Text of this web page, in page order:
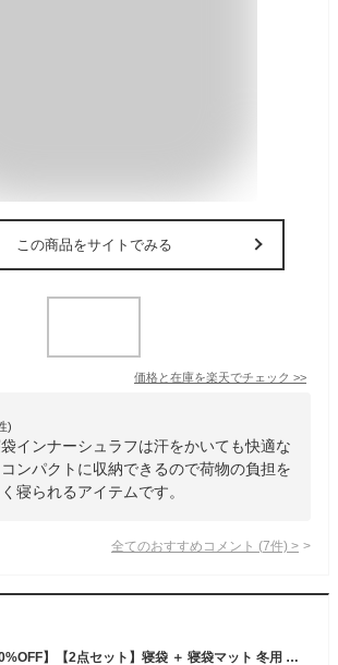
この商品をサイトでみる
価格と在庫を楽天でチェック >>
)
インナーシュラフは汗をかいても快適な
ンパクトに収納できるので荷物の負担を
寝られるアイテムです。
全てのおすすめコメント (7件) >
【クーポンで最大10%OFF】【2点セット】寝袋 ＋ 寝袋マット 冬用 夏用 シュラフ 封筒型 洗える寝袋 エアマットセット キャンピングマット 自動膨張式 マット コンパクト キャンプ 登山 ツーリング アウトドア キャンプ用品 節電 防災 台風対策 防災グッズ 送料無料